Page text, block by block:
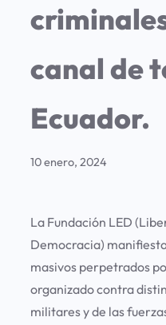
canal de
Ecuador.
10 enero, 2024
La Fundación LED
Democracia)
masivos perpetrados
organizado contra
militares y de las